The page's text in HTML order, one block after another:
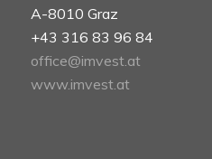
A-8010 Graz
+43 316 83 96 84
office@imvest.at
www.imvest.at